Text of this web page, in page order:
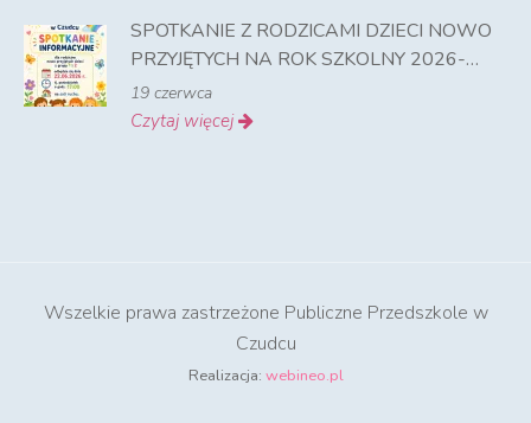
SPOTKANIE Z RODZICAMI DZIECI NOWO
PRZYJĘTYCH NA ROK SZKOLNY 2026-
2027
19 czerwca
Czytaj więcej
Wszelkie prawa zastrzeżone Publiczne Przedszkole w
Czudcu
Realizacja: webineo.pl